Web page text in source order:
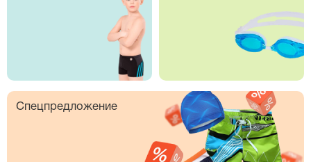
Спецпредложение